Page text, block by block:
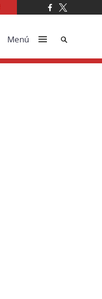
Menú Cerca